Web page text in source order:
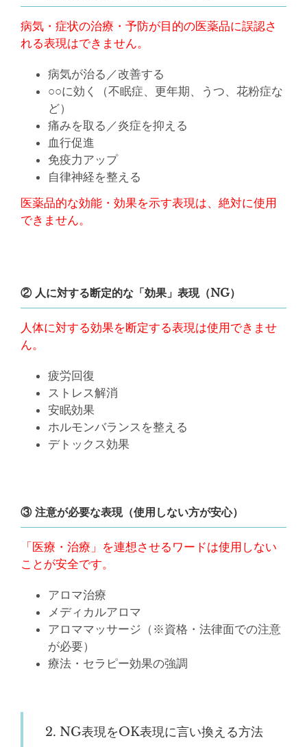
病気・症状の治療・予防が目的の医薬品に誤認さ
れる表現はできません。
病気が治る／改善する
○○に効く（不眠症、更年期、うつ、花粉症な
ど）
痛みを取る／炎症を抑える
血行促進
免疫力アップ
自律神経を整える
医薬品的な効能・効果を示す表現は、絶対に使用
できません。
② 人に対する断定的な「効果」表現（NG）
人体に対する効果を断定する表現は使用できませ
ん。
疲労回復
ストレス解消
安眠効果
ホルモンバランスを整える
デトックス効果
③ 注意が必要な表現（使用しない方が安心）
「医療・治療」を連想させるワードは使用しない
ことが安全です。
アロマ治療
メディカルアロマ
アロママッサージ（※資格・法律面での注意
が必要）
療法・セラピー効果の強調
2. NG表現をOK表現に言い換える方法